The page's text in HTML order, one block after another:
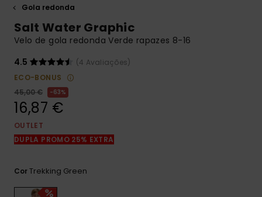
conversa
respostas
para as
contacto.
DESEJO
Gola redonda
Salt Water Graphic
Velo de gola redonda Verde rapazes 8-16
4.5
(4 Avaliações)
ECO-BONUS
45,00 €
63%
16,87 €
OUTLET
DUPLA PROMO 25% EXTRA
CorTrekking Green